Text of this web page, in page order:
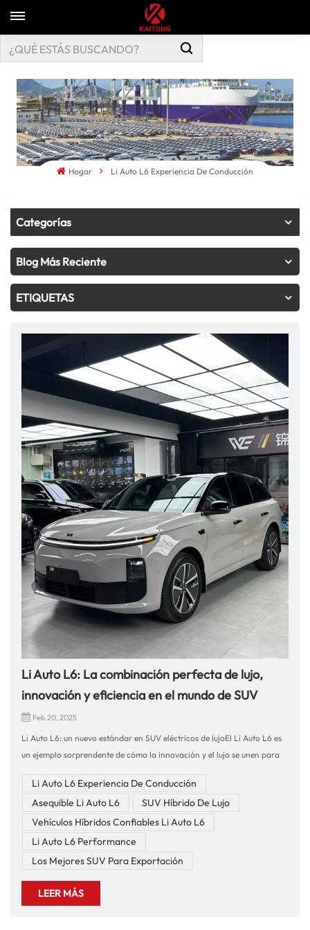
Hogar Li Auto L6 Experiencia De Conducción
Categorías
Blog Más Reciente
ETIQUETAS
Li Auto L6: La combinación perfecta de lujo,
innovación y eficiencia en el mundo de SUV
Feb 20, 2025
Li Auto L6: un nuevo estándar en SUV eléctricos de lujoEl Li Auto L6 es
un ejemplo sorprendente de cómo la innovación y el lujo se unen para
Family, El L6 está diseñado para satisfacer las demandas de los
consumidores modernos que buscan un rendimiento de primer nivel,
tecnología de vanguardia y una experiencia de manejo incomparable.
Ya sea que viaje por la ciudad o se esté embarcando en un largo viaje
suaveCuando se trata de conducir, el Li Auto L6 sobresale en el
rendimiento. Impulsado por la tecnología híbrida avanzada, el L6 está
Li Auto L6 Experiencia De Conducción
Asequible Li Auto L6
SUV Híbrido De Lujo
Vehículos Híbridos Confiables Li Auto L6
Li Auto L6 Performance
Los Mejores SUV Para Exportación
LEER MÁS